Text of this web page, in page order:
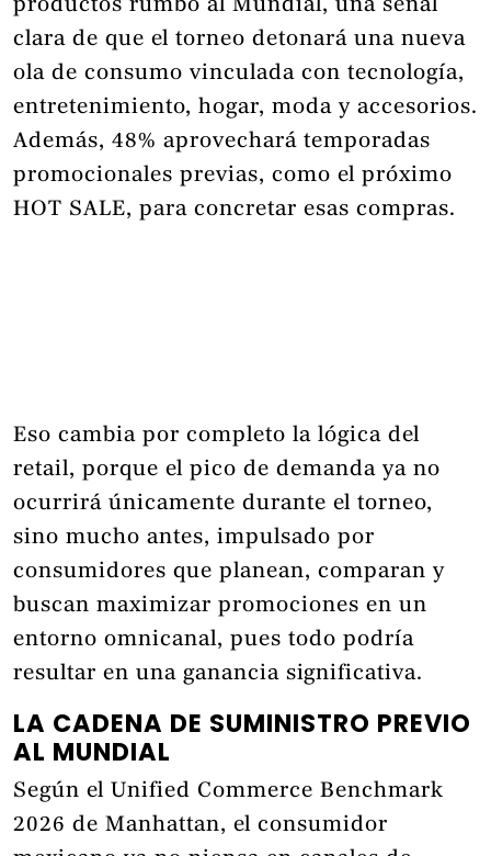
productos rumbo al Mundial, una señal
clara de que el torneo detonará una nueva
ola de consumo vinculada con tecnología,
entretenimiento, hogar, moda y accesorios.
Además, 48% aprovechará temporadas
promocionales previas, como el próximo
HOT SALE, para concretar esas compras.
Eso cambia por completo la lógica del
retail, porque el pico de demanda ya no
ocurrirá únicamente durante el torneo,
sino mucho antes, impulsado por
consumidores que planean, comparan y
buscan maximizar promociones en un
entorno omnicanal, pues todo podría
resultar en una ganancia significativa.
LA CADENA DE SUMINISTRO PREVIO
AL MUNDIAL
Según el Unified Commerce Benchmark
2026 de Manhattan, el consumidor